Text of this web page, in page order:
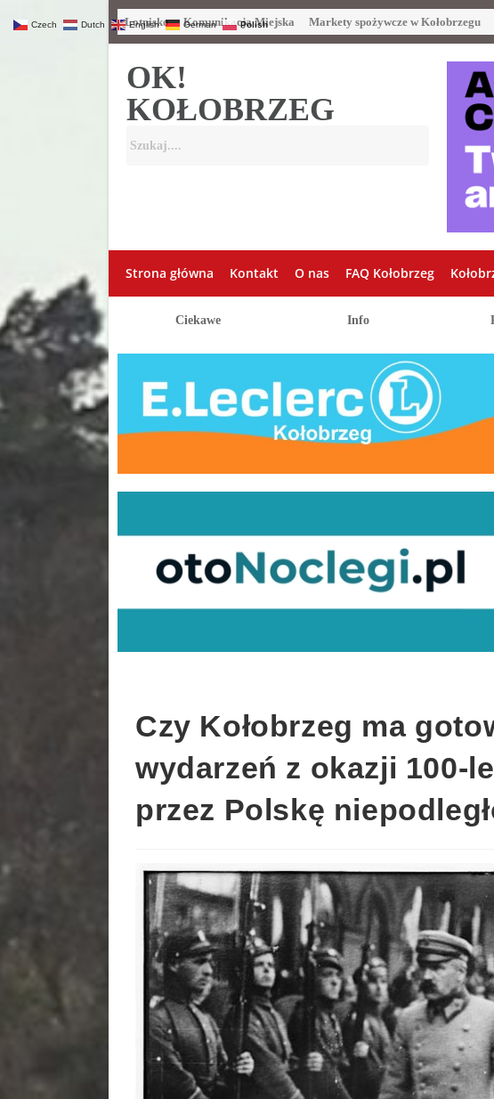
Lotnisko Komunikacja Miejska Markety spożywcze w Kołobrzegu
OK!
KOŁOBRZEG
Strona główna Kontakt O nas FAQ Kołobrzeg
Ciekawe Info
Czy Kołobrzeg ma
wydarzeń z okazji 100-
przez Polskę
Czech Dutch English German Polish